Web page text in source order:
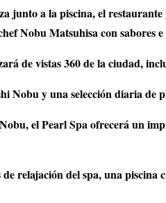
junto a la piscina, el restaurante
Nobu Matsuhisa con sabores
de vistas 360 de la ciudad,
Nobu y una selección diaria de
el Pearl Spa ofrecerá un
relajación del spa, una